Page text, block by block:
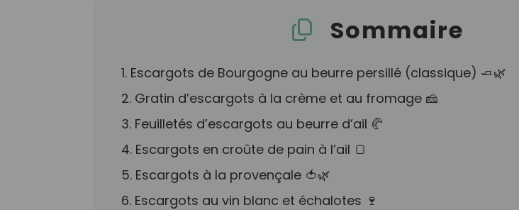
Sommaire
1. Escargots de Bourgogne au beurre persillé (classique) 🧈🌿
2. Gratin d’escargots à la crème et au fromage 🧀
3. Feuilletés d’escargots au beurre d’ail 🥐
4. Escargots en croûte de pain à l’ail 🍞
5. Escargots à la provençale 🍅🌿
6. Escargots au vin blanc et échalotes 🍷